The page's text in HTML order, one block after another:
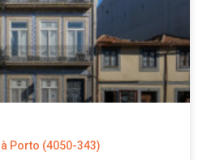
Porto (4050-343)